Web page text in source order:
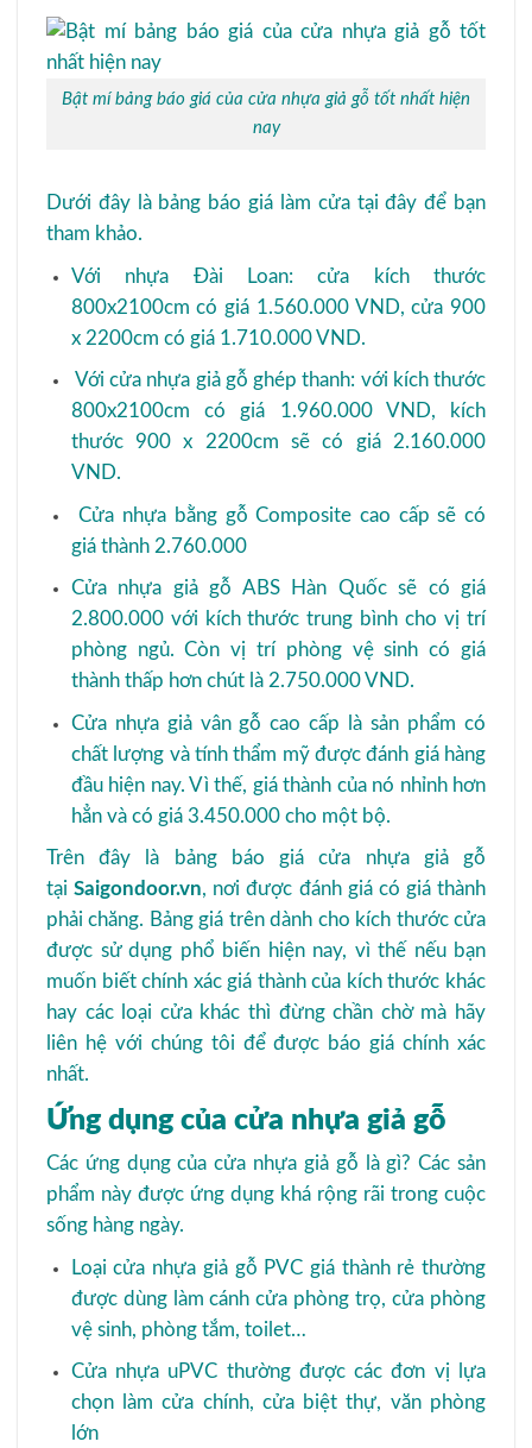
Bật mí bảng báo giá của cửa nhựa giả gỗ tốt nhất hiện
nay
Dưới đây là bảng báo giá làm cửa tại đây để bạn
tham khảo.
Với nhựa Đài Loan: cửa kích thước
800x2100cm có giá 1.560.000 VND, cửa 900
x 2200cm có giá 1.710.000 VND.
Với cửa nhựa giả gỗ ghép thanh: với kích thước
800x2100cm có giá 1.960.000 VND, kích
thước 900 x 2200cm sẽ có giá 2.160.000
VND.
Cửa nhựa bằng gỗ Composite cao cấp sẽ có
giá thành 2.760.000
Cửa nhựa giả gỗ ABS Hàn Quốc sẽ có giá
2.800.000 với kích thước trung bình cho vị trí
phòng ngủ. Còn vị trí phòng vệ sinh có giá
thành thấp hơn chút là 2.750.000 VND.
Cửa nhựa giả vân gỗ cao cấp là sản phẩm có
chất lượng và tính thẩm mỹ được đánh giá hàng
đầu hiện nay. Vì thế, giá thành của nó nhỉnh hơn
hẳn và có giá 3.450.000 cho một bộ.
Trên đây là bảng báo giá cửa nhựa giả gỗ
tạiSaigondoor.vn, nơi được đánh giá có giá thành
phải chăng. Bảng giá trên dành cho kích thước cửa
được sử dụng phổ biến hiện nay, vì thế nếu bạn
muốn biết chính xác giá thành của kích thước khác
hay các loại cửa khác thì đừng chần chờ mà hãy
liên hệ với chúng tôi để được báo giá chính xác
nhất.
Ứng dụng của cửa nhựa giả gỗ
Các ứng dụng của cửa nhựa giả gỗ là gì? Các sản
phẩm này được ứng dụng khá rộng rãi trong cuộc
sống hàng ngày.
Loại cửa nhựa giả gỗ PVC giá thành rẻ thường
được dùng làm cánh cửa phòng trọ, cửa phòng
vệ sinh, phòng tắm, toilet…
Cửa nhựa uPVC thường được các đơn vị lựa
chọn làm cửa chính, cửa biệt thự, văn phòng
lớn